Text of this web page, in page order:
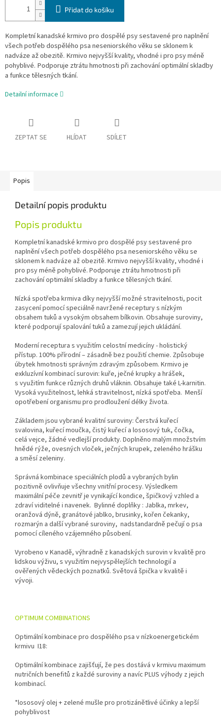
Přidat do košíku
Kompletní kanadské krmivo pro dospělé psy sestavené pro naplnění
všech potřeb dospělého psa neseniorského věku se sklonem k
nadváze až obezitě. Krmivo nejvyšší kvality, vhodné i pro psy méně
pohyblivé. Podporuje ztrátu hmotnosti při zachování optimální skladby
a funkce tělesných tkání.
Detailní informace
ZEPTAT SE HLÍDAT SDÍLET
Popis
Detailní popis produktu
Popis produktu
Kompletní kanadské krmivo pro dospělé psy sestavené pro
naplnění všech potřeb dospělého psa neseniorského věku se
sklonem k nadváze až obezitě. Krmivo nejvyšší kvality, vhodné i
pro psy méně pohyblivé. Podporuje ztrátu hmotnosti při
zachování optimální skladby a funkce tělesných tkání.
Nízká spotřeba krmiva díky nejvyšší možné stravitelnosti, pocit
zasycení pomocí speciálně navržené receptury s nízkým
obsahem tuků a vysokým obsahem bílkovin. Obsahuje suroviny,
které podporují spalování tuků a zamezují jejich ukládání.
Moderní receptura s využitím celostní medicíny - holistický
přístup. 100% přírodní – zásadně bez použití chemie. Způsobuje
úbytek hmotnosti správným zdravým způsobem. Krmivo je
exkluzívní kombinací surovin: kuře, ječné krupky a hrášek,
s využitím funkce různých druhů vláknin. Obsahuje také L-karnitin.
Vysoká využitelnost, lehká stravitelnost, nízká spotřeba. Menší
opotřebení organismu pro prodloužení délky života.
Základem jsou vybrané kvalitní suroviny: Čerstvá kuřecí
svalovina, kuřecí moučka, čistý kuřecí a lososový tuk, čočka,
celá vejce, žádné vedlejší produkty. Doplněno malým množstvím
hnědé rýže, ovesných vloček, ječných krupek, zeleného hrášku
a směsí zeleniny.
Správná kombinace speciálních plodů a vybraných bylin
pozitivně ovlivňuje všechny vnitřní procesy. Výsledkem
maximální péče zevnitř je vynikající kondice, špičkový vzhled a
zdraví viditelné i navenek. Bylinné doplňky : Jablka, mrkev,
oranžová dýně, granátové jablko, brusinky, kořen čekanky,
rozmarýn a další vybrané suroviny, nadstandardně pečují o psa
pomocí cíleného vzájemného působení.
Vyrobeno v Kanadě, výhradně z kanadských surovin v kvalitě pro
lidskou výživu, s využitím nejvyspělejších technologií a
ověřených vědeckých poznatků. Světová špička v kvalitě i
vývoji.
OPTIMUM COMBINATIONS
Optimální kombinace pro dospělého psa v nízkoenergetickém
krmivu I18:
Optimální kombinace zajišťují, že pes dostává v krmivu maximum
nutričních benefitů z každé suroviny a navíc PLUS výhody z jejich
kombinací.
*lososový olej + zelené mušle pro protizánětlivé účinky a lepší
pohyblivost